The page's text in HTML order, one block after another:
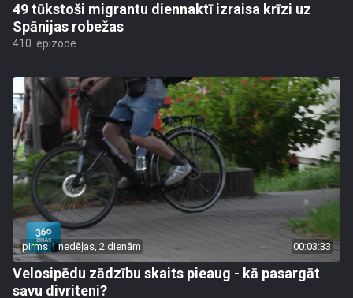
49 tūkstoši migrantu diennaktī izraisa krīzi uz
Spānijas robežas
410. epizode
pirms 1 nedēļas, 2 dienām 00:03:33
Velosipēdu zādzību skaits pieaug - kā pasargāt
savu divriteni?